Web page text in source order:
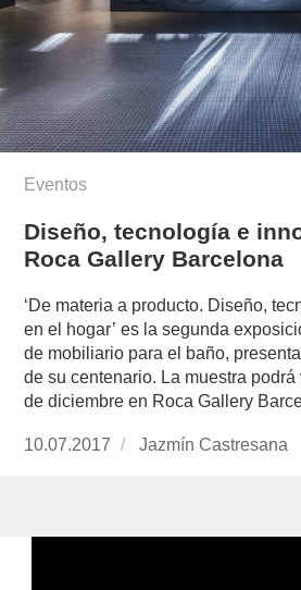
Eventos
Diseño, tecnología e
Roca Gallery Barcelona
‘De materia a producto. Diseño,
en el hogar’ es la segunda
de mobiliario para el baño,
de su centenario. La muestra
de diciembre en Roca Gallery
Publicado
10.07.2017
https://
Jazmín Castresana